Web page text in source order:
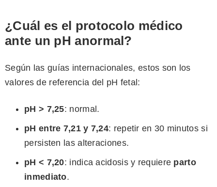
¿Cuál es el protocolo médico
ante un pH anormal?
Según las guías internacionales, estos son los
valores de referencia del pH fetal:
pH > 7,25: normal.
pH entre 7,21 y 7,24: repetir en 30 minutos si
persisten las alteraciones.
pH < 7,20: indica acidosis y requiere parto
inmediato.